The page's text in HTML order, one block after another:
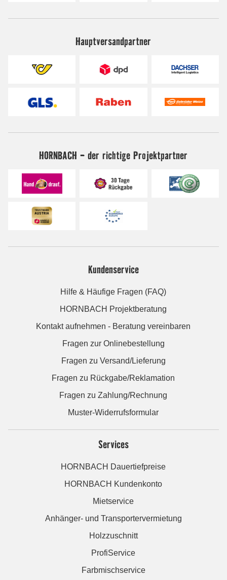
Hauptversandpartner
HORNBACH - der richtige Projektpartner
Kundenservice
Hilfe & Häufige Fragen (FAQ)
HORNBACH Projektberatung
Kontakt aufnehmen - Beratung vereinbaren
Fragen zur Onlinebestellung
Fragen zu Versand/Lieferung
Fragen zu Rückgabe/Reklamation
Fragen zu Zahlung/Rechnung
Muster-Widerrufsformular
Services
HORNBACH Dauertiefpreise
HORNBACH Kundenkonto
Mietservice
Anhänger- und Transportervermietung
Holzzuschnitt
ProfiService
Farbmischservice